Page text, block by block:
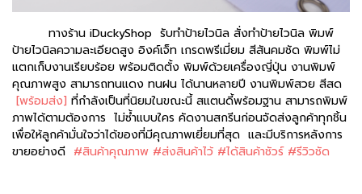
ทางร้าน iDuckyShop รับทำป้ายไวนิล สั่งทำป้ายไวนิล พิมพ์
ป้ายไวนิลความละเอียดสูง อิงค์เจ็ท เกรดพรีเมี่ยม สีสันคมชัด พิมพ์ไม่
แตกเก็บงานเรียบร้อย พร้อมติดตั้ง พิมพ์ด้วยเครื่องญี่ปุ่น งานพิมพ์
คุณภาพสูง สามารถทนแดง ทนฝน ได้นานหลายปี งานพิมพ์สวย สีสด
[พร้อมส่ง] ที่กำลังเป็นที่นิยมในขณะนี้ สแตนดี้พร้อมฐาน สามารถพิมพ์
ภาพได้ตามต้องการ ไม่ซ้ำแบบใคร คัดงานสกรีนก่อนจัดส่งลูกค้าทุกชิ้น
เพื่อให้ลูกค้ามั่นใจว่าได้ของที่มีคุณภาพเยี่ยมที่สุด และมีบริการหลังการ
ขายอย่างดี #สินค้าคุณภาพ #ส่งสินค้าไว้ #ได้สินค้าชัวร์ #รีวิวชัด